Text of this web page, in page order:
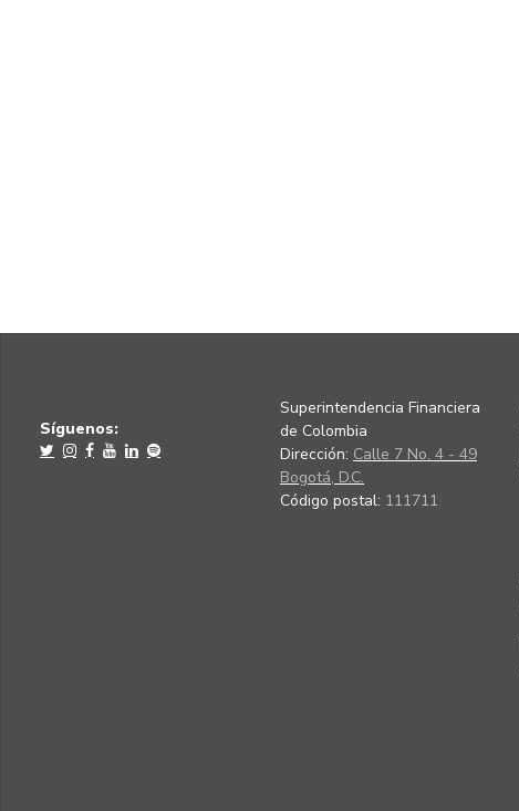
Síguenos:
Superintendencia Financiera
de Colombia
Dirección: Calle 7 No. 4 - 49
Bogotá, D.C.
Código postal: 111711